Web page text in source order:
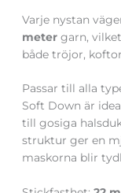
Varje nystan
meter garn,
både tröjor,
Passar till alla
Soft Down är
till gosiga
struktur ger en
maskorna blir